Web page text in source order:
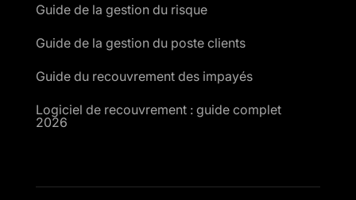
Guide de la gestion du risque
Guide de la gestion du poste clients
Guide du recouvrement des impayés
Logiciel de recouvrement : guide complet
2026